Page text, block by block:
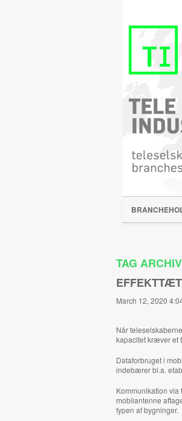
TAG
March 12, 2020
Når
kapacitet kræver et
Dataforbruget i
indebærer bl.a.
Kommunikation
mobilantenne
typen af bygninger.